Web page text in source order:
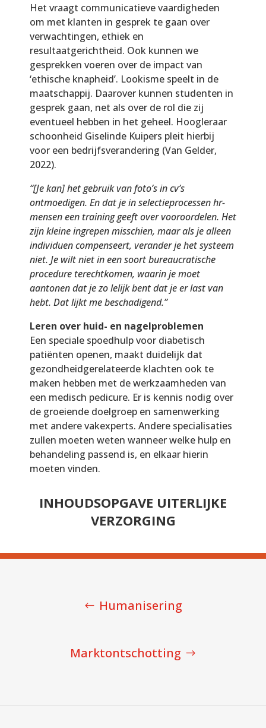
Het vraagt communicatieve vaardigheden
om met klanten in gesprek te gaan over
verwachtingen, ethiek en
resultaatgerichtheid. Ook kunnen we
gesprekken voeren over de impact van
‘ethische knapheid’. Lookisme speelt in de
maatschappij. Daarover kunnen studenten in
gesprek gaan, net als over de rol die zij
eventueel hebben in het geheel. Hoogleraar
schoonheid Giselinde Kuipers pleit hierbij
voor een bedrijfsverandering (Van Gelder,
2022).
“[Je kan] het gebruik van foto’s in cv’s
ontmoedigen. En dat je in selectieprocessen hr-
mensen een training geeft over vooroordelen. Het
zijn kleine ingrepen misschien, maar als je alleen
individuen compenseert, verander je het systeem
niet. Je wilt niet in een soort bureaucratische
procedure terechtkomen, waarin je moet
aantonen dat je zo lelijk bent dat je er last van
hebt. Dat lijkt me beschadigend.”
Leren over huid- en nagelproblemen
Een speciale spoedhulp voor diabetisch
patiënten openen, maakt duidelijk dat
gezondheidgerelateerde klachten ook te
maken hebben met de werkzaamheden van
een medisch pedicure. Er is kennis nodig over
de groeiende doelgroep en samenwerking
met andere vakexperts. Andere specialisaties
zullen moeten weten wanneer welke hulp en
behandeling passend is, en elkaar hierin
moeten vinden.
INHOUDSOPGAVE UITERLIJKE
VERZORGING
Humanisering
Marktontschotting